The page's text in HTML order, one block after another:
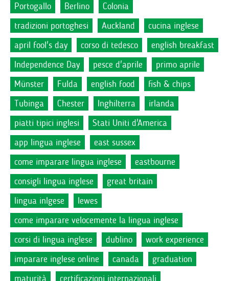
Portogallo
Berlino
Colonia
tradizioni portoghesi
Auckland
cucina inglese
april fool's day
corso di tedesco
english breakfast
Independence Day
pesce d'aprile
primo aprile
Münster
Fulda english food
fish & chips
Tubinga
Chester Inghilterra
irlanda
piatti tipici inglesi
Stati Uniti d'America
app lingua inglese
east sussex
come imparare lingua inglese
eastbourne
consigli lingua inglese
great britain
lingua inlgese
lewes
come imparare velocemente la lingua inglese
corsi di lingua inglese
dublino
work experience
imparare inglese online
canada
graduation
maturità
certificazioni internazionali